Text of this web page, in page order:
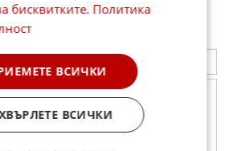
бисквитките. Политика
ВСИЧКИ
ВСИЧКИ